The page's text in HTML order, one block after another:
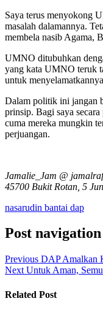
Saya terus menyokong
masalah dalamannya.
membela nasib Agama,
UMNO ditubuhkan
yang kata UMNO teruk
untuk
Dalam politik ini jangan
prinsip. Bagi saya
cuma mereka mungkin
perjuangan.
Jamalie_Jam @
45700 Bukit Rotan, 5
nasarudin bantai dap
Post navigation
Previous DAP Amalkan
Next Untuk Aman,
Related Post